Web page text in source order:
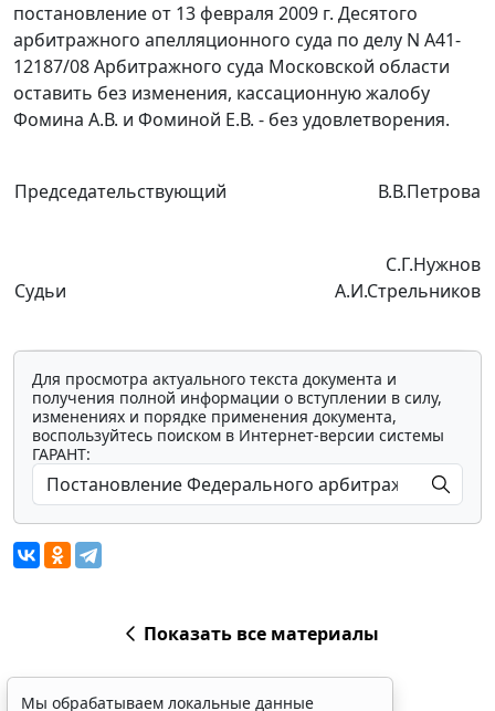
постановление от 13 февраля 2009 г. Десятого
арбитражного апелляционного суда по делу N А41-
12187/08 Арбитражного суда Московской области
оставить без изменения, кассационную жалобу
Фомина А.В. и Фоминой Е.В. - без удовлетворения.
Председательствующий В.В.Петрова
Судьи
С.Г.Нужнов
А.И.Стрельников
Для просмотра актуального текста документа и
получения полной информации о вступлении в силу,
изменениях и порядке применения документа,
воспользуйтесь поиском в Интернет-версии системы
ГАРАНТ:
Показать все материалы
Мы обрабатываем локальные данные